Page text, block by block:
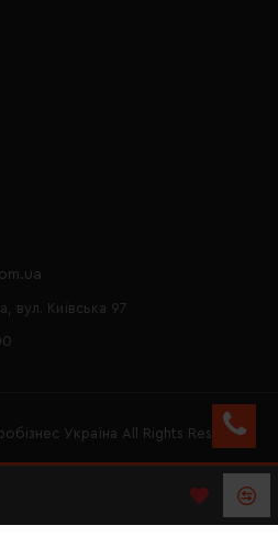
вул. Київська 97
Україна All Rights Reserved